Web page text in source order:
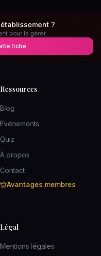
?
pour la gérer.
fiche
Ressources
Blog
Événements
Quiz
À propos
Contact
Avantages membres
Légal
Mentions légales